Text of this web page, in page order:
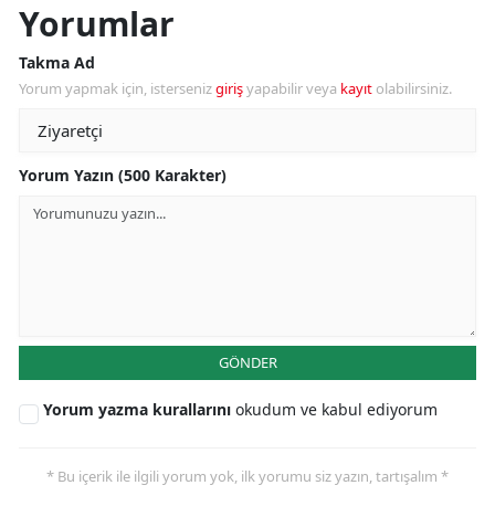
Yorumlar
Takma Ad
Yorum yapmak için, istersenizgirişyapabilir veya kayıt olabilirsiniz.
Yorum Yazın (500 Karakter)
GÖNDER
Yorum yazma kurallarını okudum ve kabul ediyorum
* Bu içerik ile ilgili yorum yok, ilk yorumu siz yazın, tartışalım *